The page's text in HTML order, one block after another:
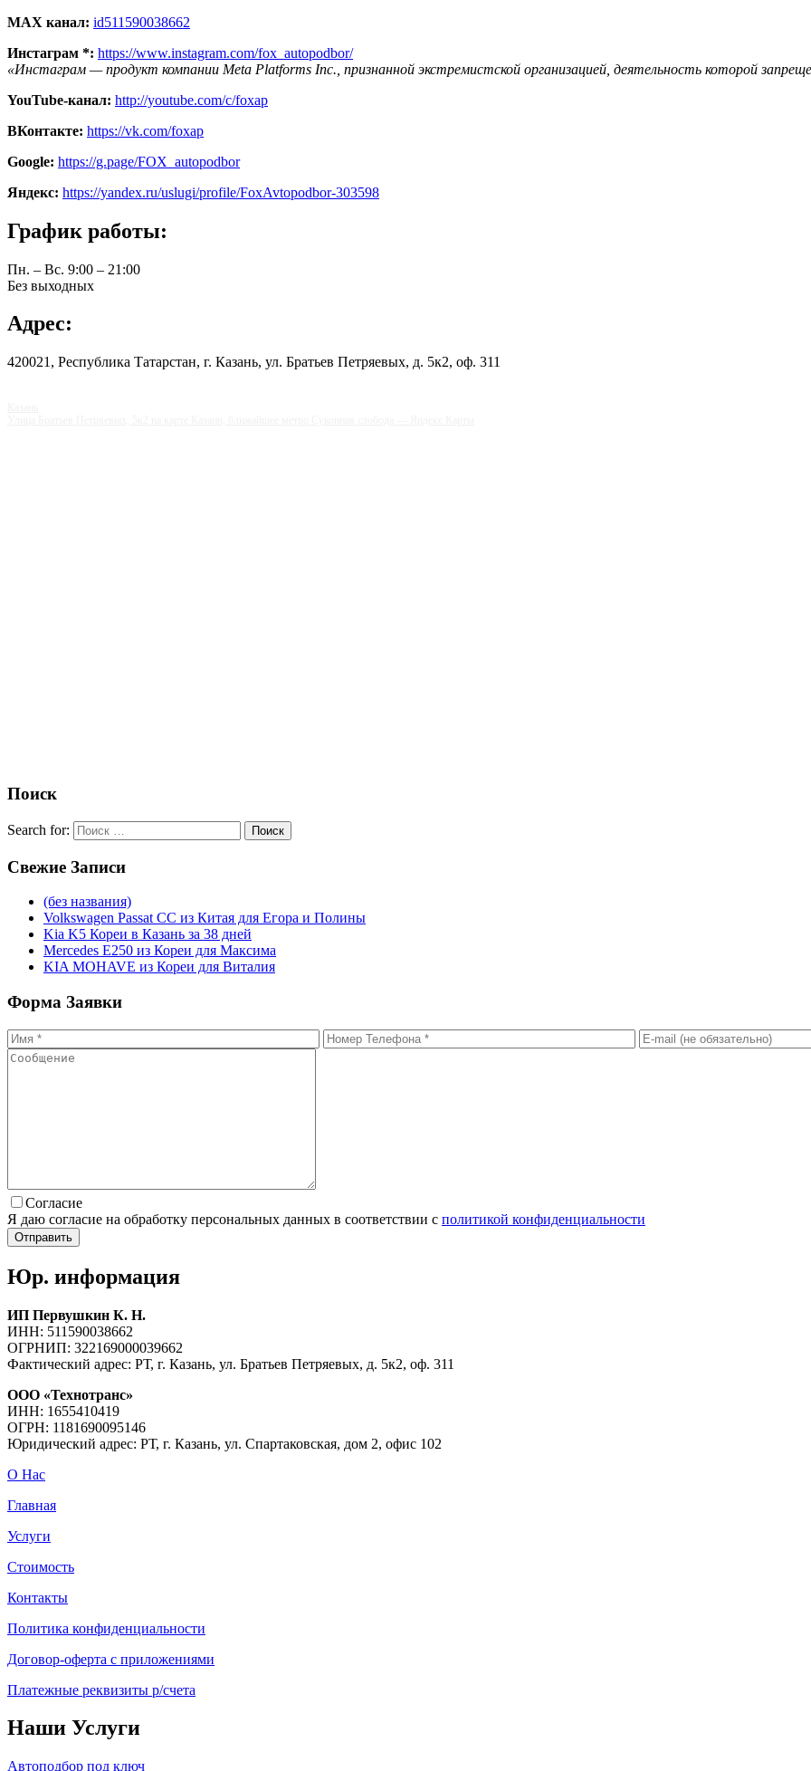
MAX канал: id511590038662
Инстаграм *: https://www.instagram.com/fox_autopodbor/
«Инстаграм — продукт компании Meta Platforms Inc., признанной экстремистской организацией, деятельность которой
YouTube-канал: http://youtube.com/c/foxap
ВКонтакте: https://vk.com/foxap
Google: https://g.page/FOX_autopodbor
Яндекс: https://yandex.ru/uslugi/profile/FoxAvtopodbor-303598
График работы:
Пн. – Вс. 9:00 – 21:00
Без выходных
Адрес:
​420021, Республика Татарстан, г. Казань, ул. Братьев Петряевых, д. 5к2, оф. 311
Поиск
Search for: Поиск
Свежие Записи
(без названия)
Volkswagen Passat CC из Китая для Егора и Полины
Kia K5 Кореи в Казань за 38 дней
Mercedes E250 из Кореи для Максима
KIA MOHAVE из Кореи для Виталия
Форма Заявки
Согласие
Я даю согласие на обработку персональных данных в соответствии с политикой конфиденциальности
Юр. информация
ИП Первушкин К. Н.
ИНН: 511590038662
ОГРНИП: 322169000039662
Фактический адрес: РТ, г. Казань, ул. Братьев Петряевых, д. 5к2, оф. 311
ООО «Технотранс»
ИНН: 1655410419
ОГРН: 1181690095146
Юридический адрес: РТ, г. Казань, ул. Спартаковская, дом 2, офис 102
О Нас
Главная
Услуги
Стоимость
Контакты
Политика конфиденциальности
Договор-оферта с приложениями
Платежные реквизиты р/счета
Наши Услуги
Автоподбор под ключ